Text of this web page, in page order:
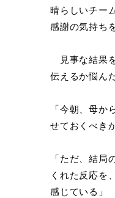
晴らしいチー
感謝の気持ち
見事な結果
伝えるか悩ん
「今朝、母
せておくべき
「ただ、結局
くれた反応を
感じている」